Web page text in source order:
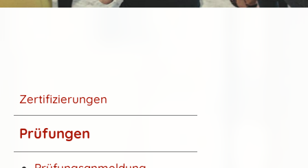
Zertifizierungen
Prüfungen